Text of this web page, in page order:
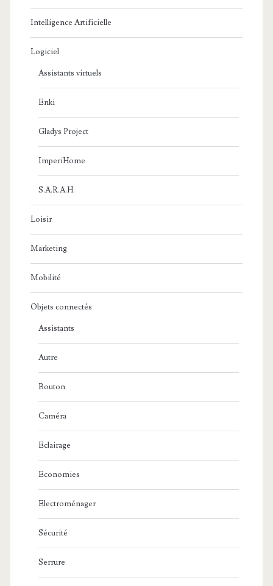
Intelligence Artificielle
Logiciel
Assistants virtuels
Enki
Gladys Project
ImperiHome
S.A.R.A.H.
Loisir
Marketing
Mobilité
Objets connectés
Assistants
Autre
Bouton
Caméra
Eclairage
Economies
Electroménager
Sécurité
Serrure